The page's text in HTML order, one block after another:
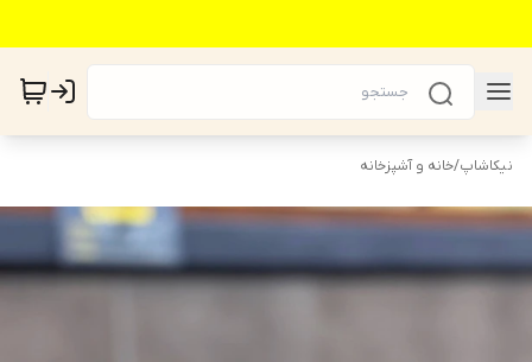
نیکاشاپ/خانه و آشپزخانه